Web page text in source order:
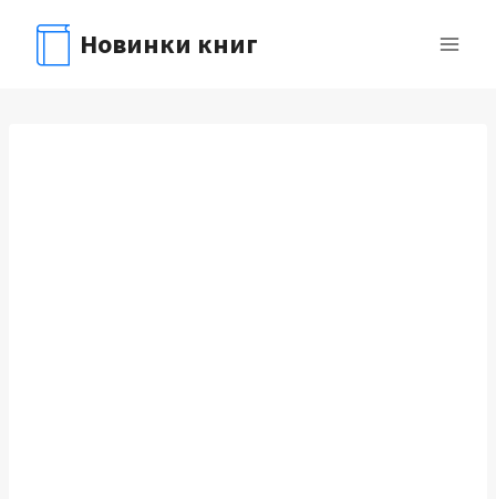
содержимому
Новинки книг